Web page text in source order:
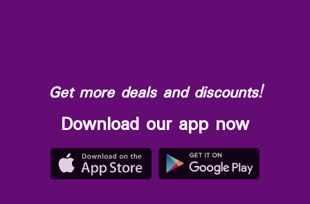
Get more deals and discounts!
Download our app now